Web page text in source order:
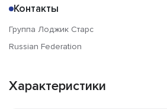
Контакты
Группа Лоджик Старс
Russian Federation
Характеристики